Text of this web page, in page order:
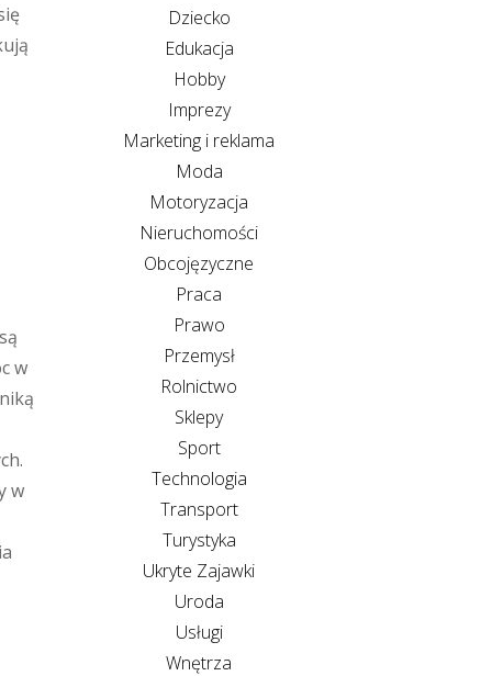
w
w
Dziecko
Edukacja
Hobby
Imprezy
Marketing i reklama
Moda
Motoryzacja
Nieruchomości
Obcojęzyczne
Praca
Prawo
Przemysł
Rolnictwo
Sklepy
Sport
Technologia
Transport
Turystyka
Ukryte Zajawki
Uroda
Usługi
Wnętrza